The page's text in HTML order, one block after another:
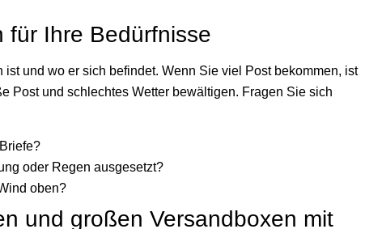
für Ihre Bedürfnisse
und wo er sich befindet. Wenn Sie viel Post bekommen, ist
Post und schlechtes Wetter bewältigen. Fragen Sie sich
oder Regen ausgesetzt?
oben?
und großen Versandboxen mit